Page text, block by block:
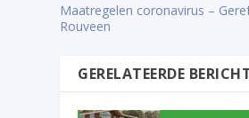
Maatregelen coronavirus –
Rouveen
GERELATEERDE